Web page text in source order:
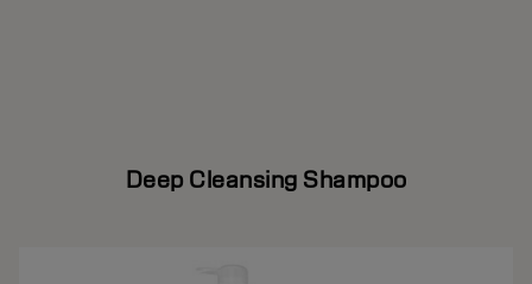
Deep Cleansing Shampoo